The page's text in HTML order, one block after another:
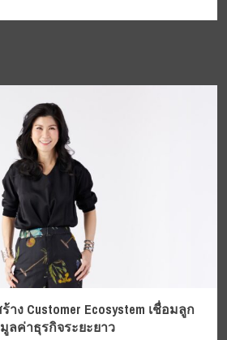
ร้าง Customer Ecosystem เชื่อมลูก
ค่าธุรกิจระยะยาว